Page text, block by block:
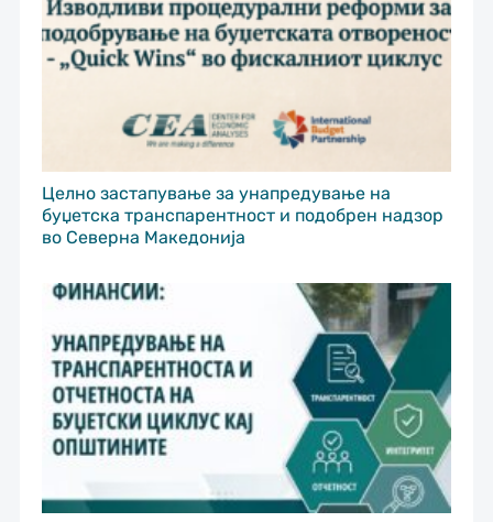
Целно застапување за унапредување на
буџетска транспарентност и подобрен надзор
во Северна Македонија